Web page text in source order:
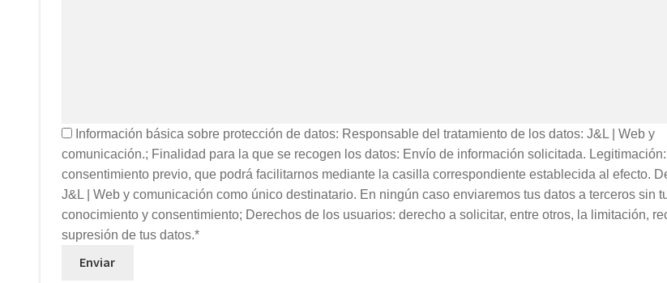
Información básica sobre protección de datos: Responsable del tratamiento de los datos: J&L | Web y
comunicación.; Finalidad para la que se recogen los datos: Envío de información solicitada.
consentimiento previo, que podrá facilitarnos mediante la casilla correspondiente establecida al efecto.
J&L | Web y comunicación como único destinatario. En ningún caso enviaremos tus datos a terceros sin
conocimiento y consentimiento; Derechos de los usuarios: derecho a solicitar, entre otros, la limitación,
supresión de tus datos.*
Enviar